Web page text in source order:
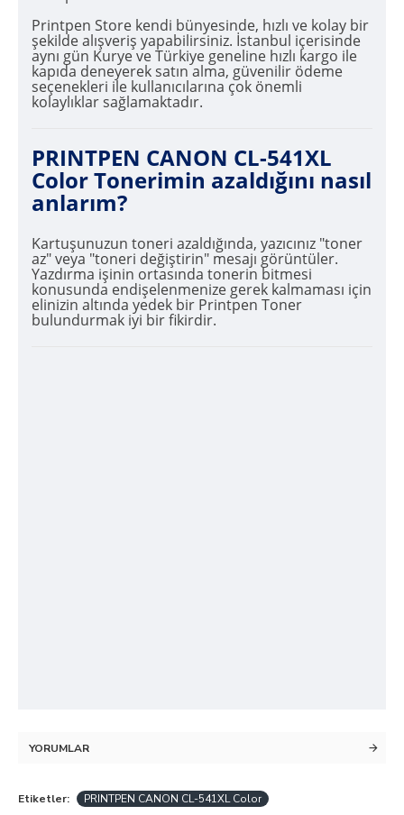
Printpen Store kendi bünyesinde, hızlı ve kolay bir
şekilde alışveriş yapabilirsiniz. İstanbul içerisinde
aynı gün Kurye ve Türkiye geneline hızlı kargo ile
kapıda deneyerek satın alma, güvenilir ödeme
seçenekleri ile kullanıcılarına çok önemli
kolaylıklar sağlamaktadır.
PRINTPEN CANON CL-541XL
Color Tonerimin azaldığını nasıl
anlarım?
Kartuşunuzun toneri azaldığında, yazıcınız "toner
az" veya "toneri değiştirin" mesajı görüntüler.
Yazdırma işinin ortasında tonerin bitmesi
konusunda endişelenmenize gerek kalmaması için
elinizin altında yedek bir Printpen Toner
bulundurmak iyi bir fikirdir.
YORUMLAR
Etiketler: PRINTPEN CANON CL-541XL Color